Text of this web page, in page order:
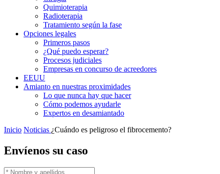
Quimioterapia
Radioterapia
Tratamiento según la fase
Opciones legales
Primeros pasos
¿Qué puedo esperar?
Procesos judiciales
Empresas en concurso de acreedores
EEUU
Amianto en nuestras proximidades
Lo que nunca hay que hacer
Cómo podemos ayudarle
Expertos en desamiantado
Inicio Noticias ¿Cuándo es peligroso el fibrocemento?
Envíenos su caso